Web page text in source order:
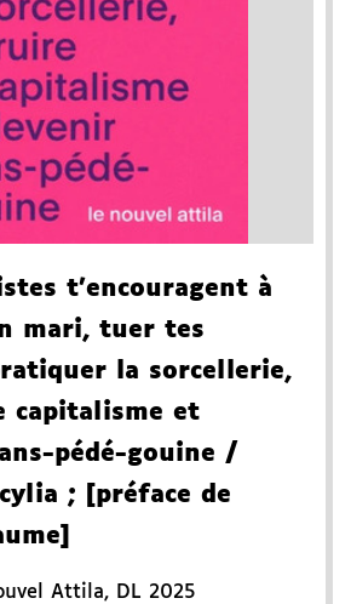
t'encouragent à
mari, tuer tes
la sorcellerie,
capitalisme et
pédé-gouine /
; [préface de
Attila, DL 2025